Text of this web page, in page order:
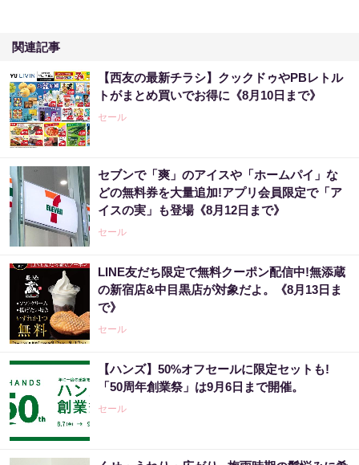
関連記事
【西友の最新チラシ】クックドゥやPBレトル
トがまとめ買いでお得に《8月10日まで》
セール
セブンで「爽」のアイスや「ホームパイ」な
どの無料券を大量追加!アプリ会員限定で「ア
イスの実」も登場《8月12日まで》
セール
LINE友だち限定で無料クーポン配信中!無添蔵
の新宿店&中目黒店が対象だよ。《8月13日ま
で》
セール
【ハンズ】50%オフセールに限定セットも!
「50周年創業祭」は9月6日まで開催。
セール